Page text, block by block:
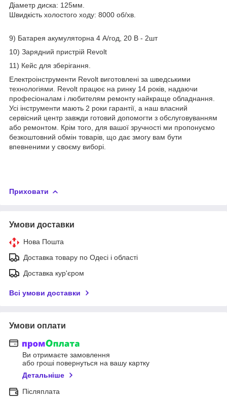
Діаметр диска: 125мм.
Швидкість холостого ходу: 8000 об/хв.
9) Батарея акумуляторна 4 А/год, 20 В - 2шт
10) Зарядний пристрій Revolt
11) Кейс для зберігання.
Електроінструменти Revolt виготовлені за шведськими
технологіями. Revolt працює на ринку 14 років, надаючи
професіоналам і любителям ремонту найкраще обладнання.
Усі інструменти мають 2 роки гарантії, а наш власний
сервісний центр завжди готовий допомогти з обслуговуванням
або ремонтом. Крім того, для вашої зручності ми пропонуємо
безкоштовний обмін товарів, що дає змогу вам бути
впевненими у своєму виборі.
Приховати
Умови доставки
Нова Пошта
Доставка товару по Одесі і області
Доставка кур'єром
Всі умови доставки
Умови оплати
Ви отримаєте замовлення
або гроші повернуться на вашу картку
Детальніше
Післяплата